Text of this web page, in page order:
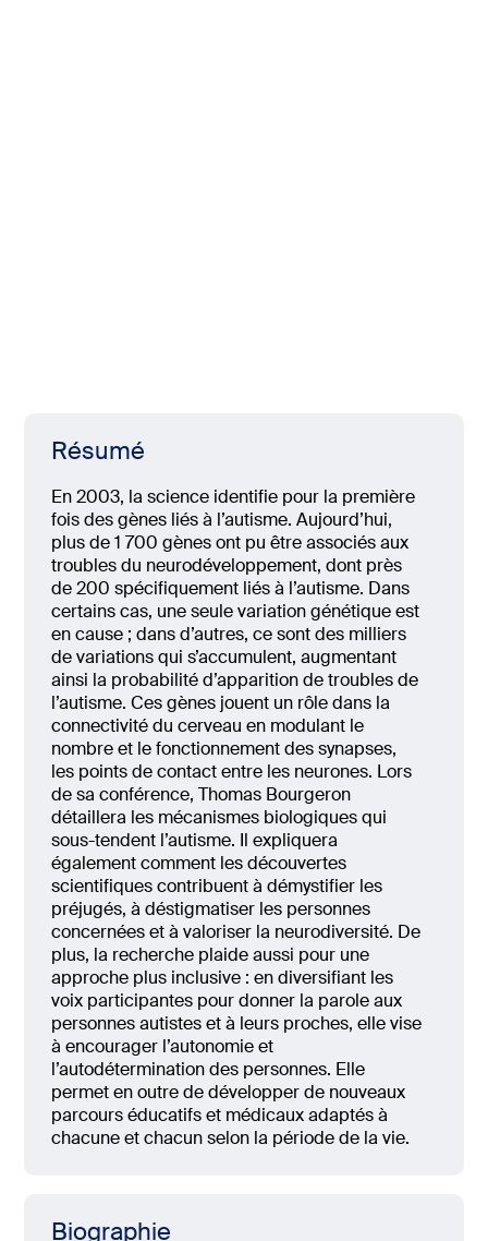
Résumé
En 2003, la science identifie pour la première
fois des gènes liés à l’autisme. Aujourd’hui,
plus de 1 700 gènes ont pu être associés aux
troubles du neurodéveloppement, dont près
de 200 spécifiquement liés à l’autisme. Dans
certains cas, une seule variation génétique est
en cause ; dans d’autres, ce sont des milliers
de variations qui s’accumulent, augmentant
ainsi la probabilité d’apparition de troubles de
l’autisme. Ces gènes jouent un rôle dans la
connectivité du cerveau en modulant le
nombre et le fonctionnement des synapses,
les points de contact entre les neurones. Lors
de sa conférence, Thomas Bourgeron
détaillera les mécanismes biologiques qui
sous-tendent l’autisme. Il expliquera
également comment les découvertes
scientifiques contribuent à démystifier les
préjugés, à déstigmatiser les personnes
concernées et à valoriser la neurodiversité. De
plus, la recherche plaide aussi pour une
approche plus inclusive : en diversifiant les
voix participantes pour donner la parole aux
personnes autistes et à leurs proches, elle vise
à encourager l’autonomie et
l’autodétermination des personnes. Elle
permet en outre de développer de nouveaux
parcours éducatifs et médicaux adaptés à
chacune et chacun selon la période de la vie.
Biographie